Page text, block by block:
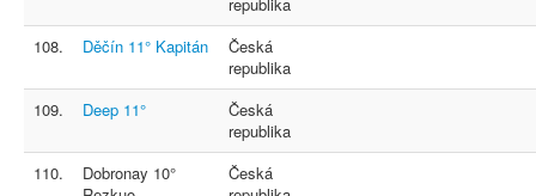
108.
Děčín 11° Kapitán
Česká
republika
109.
Deep 11°
Česká
republika
110.
Dobronay 10°
Česká